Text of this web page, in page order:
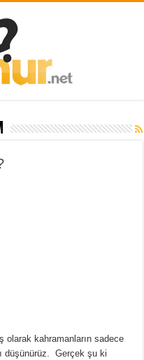
olarak kahramanların sadece
düşünürüz. Gerçek şu ki